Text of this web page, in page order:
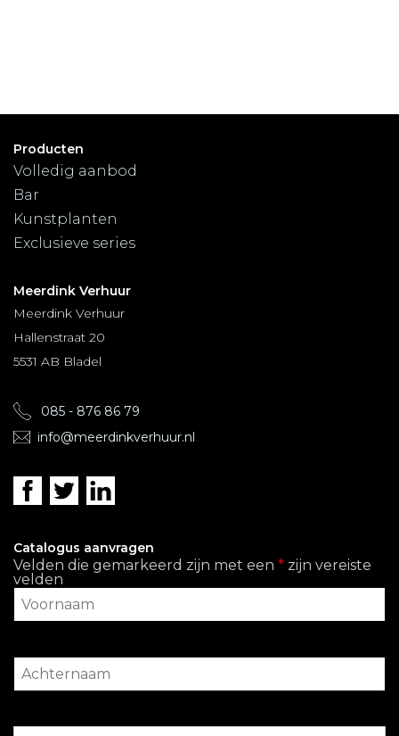
Producten
Volledig aanbod
Bar
Kunstplanten
Exclusieve series
Meerdink Verhuur
Meerdink Verhuur
Hallenstraat 20
5531 AB Bladel
085 - 876 86 79
info@meerdinkverhuur.nl
Catalogus aanvragen
Velden die gemarkeerd zijn met een * zijn vereiste
velden